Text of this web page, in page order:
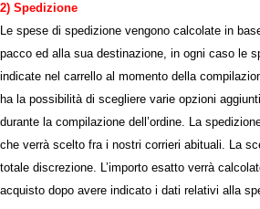
2) Spedizione
Le spese di spedizione vengono calcolate in
pacco ed alla sua destinazione, in ogni caso le
indicate nel carrello al momento della
ha la possibilità di scegliere varie opzioni
durante la compilazione dell’ordine. La
che verrà scelto fra i nostri corrieri abituali. La
totale discrezione. L’importo esatto verrà
acquisto dopo avere indicato i dati relativi alla